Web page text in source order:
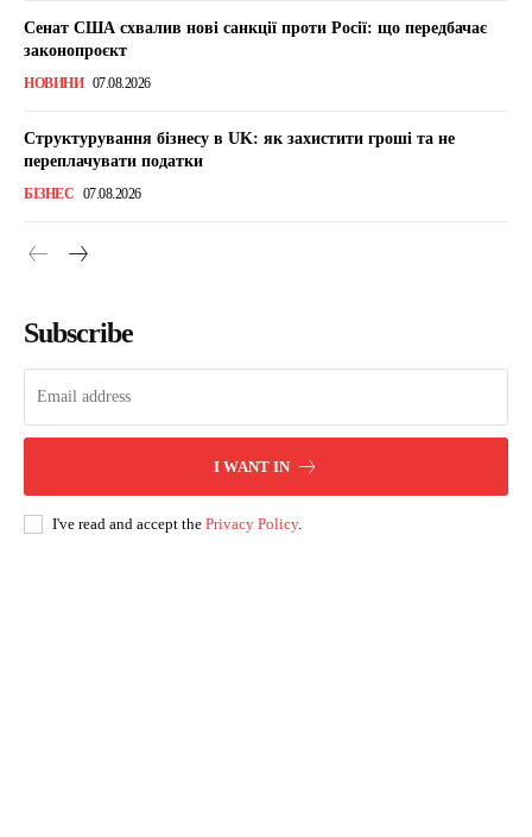
Сенат США схвалив нові санкції проти Росії: що передбачає
законопроєкт
НОВИНИ 07.08.2026
Структурування бізнесу в UK: як захистити гроші та не
переплачувати податки
БІЗНЕС 07.08.2026
Subscribe
I WANT IN
I've read and accept the Privacy Policy.